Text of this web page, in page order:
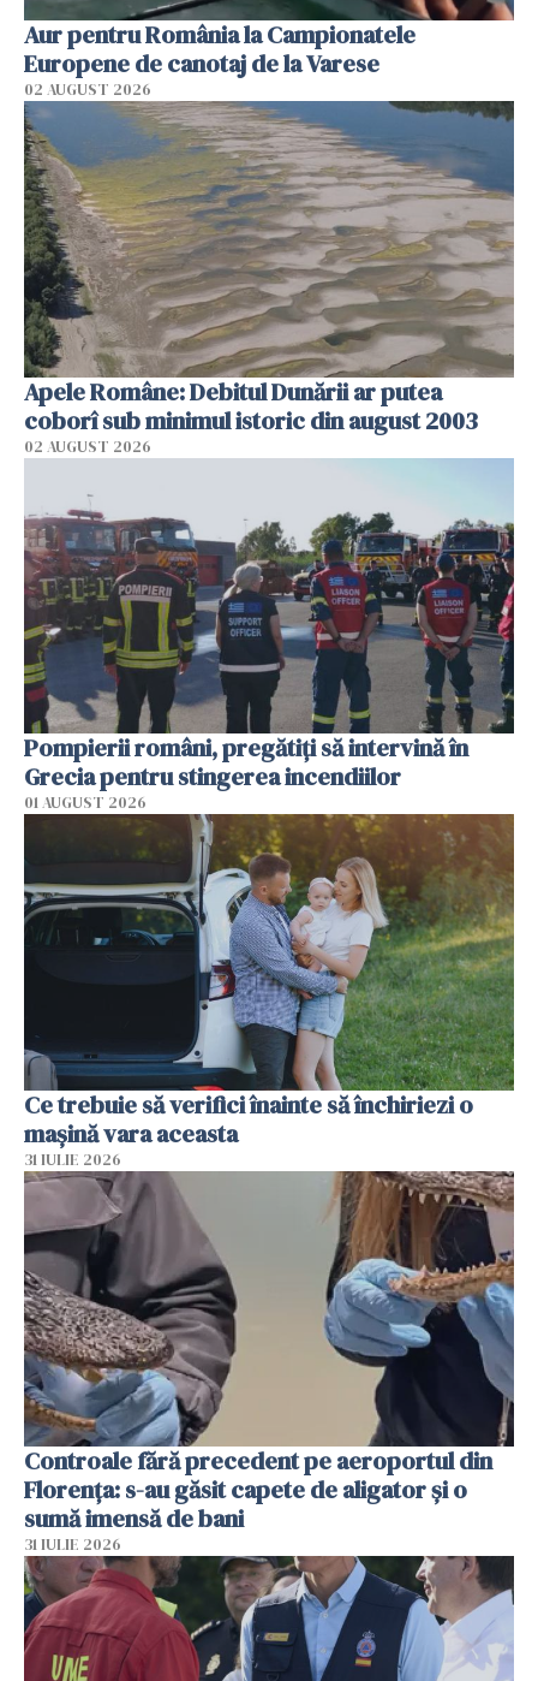
Aur pentru România la Campionatele
Europene de canotaj de la Varese
02 AUGUST 2026
Apele Române: Debitul Dunării ar putea
coborî sub minimul istoric din august 2003
02 AUGUST 2026
Pompierii români, pregătiţi să intervină în
Grecia pentru stingerea incendiilor
01 AUGUST 2026
Ce trebuie să verifici înainte să închiriezi o
mașină vara aceasta
31 IULIE 2026
Controale fără precedent pe aeroportul din
Florența: s-au găsit capete de aligator și o
sumă imensă de bani
31 IULIE 2026